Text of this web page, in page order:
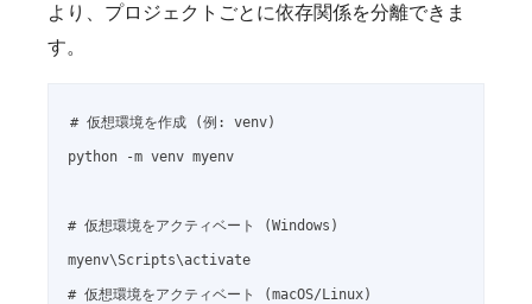
より、プロジェクトごとに依存関係を分離できま
す。
# 仮想環境を作成 (例: venv)
python -m venv myenv
# 仮想環境をアクティベート (Windows)
myenv\Scripts\activate
# 仮想環境をアクティベート (macOS/Linux)